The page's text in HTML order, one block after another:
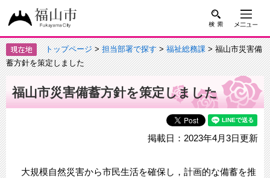
トップページ>担当部署で探す>福祉総務課> 福山市災害備
蓄方針を策定しました
福山市災害備蓄方針を策定しました
掲載日：2023年4月3日更新
大規模自然災害から市民生活を確保し，計画的な備蓄を推